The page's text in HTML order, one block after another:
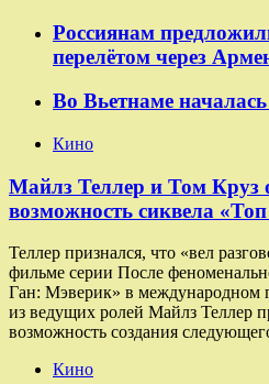
Россиянам
перелётом через
Во Вьетнаме
Кино
Майлз Теллер и Том Круз
возможность сиквела
Теллер признался, что «вел
фильме серии После
Ган: Мэверик» в международном
из ведущих ролей Майлз Теллер
возможность создания
Кино